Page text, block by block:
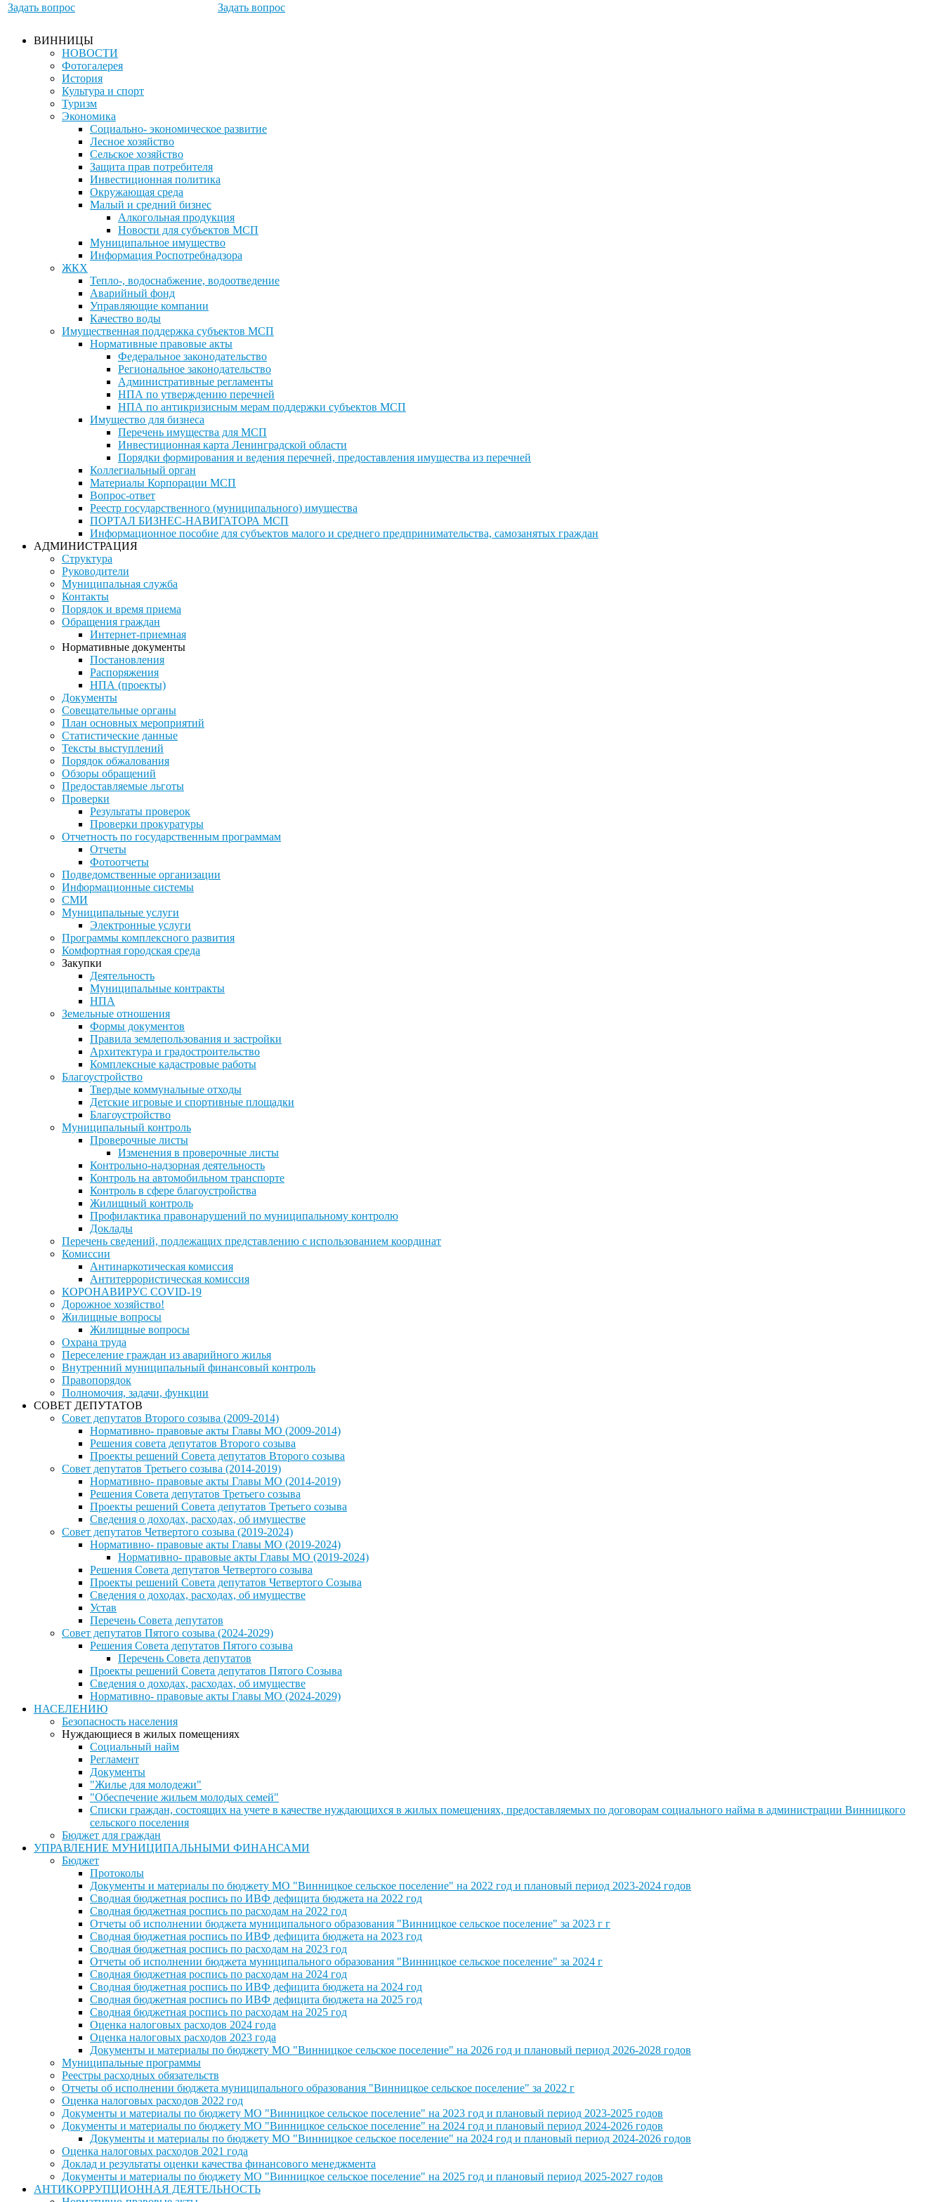
Задать вопрос Задать вопрос
ВИННИЦЫ
НОВОСТИ
Фотогалерея
История
Культура и спорт
Туризм
Экономика
Социально- экономическое развитие
Лесное хозяйство
Сельское хозяйство
Защита прав потребителя
Инвестиционная политика
Окружающая среда
Малый и средний бизнес
Алкогольная продукция
Новости для субъектов МСП
Муниципальное имущество
Информация Роспотребнадзора
ЖКХ
Тепло-, водоснабжение, водоотведение
Аварийный фонд
Управляющие компании
Качество воды
Имущественная поддержка субъектов МСП
Нормативные правовые акты
Федеральное законодательство
Региональное законодательство
Административные регламенты
НПА по утверждению перечней
НПА по антикризисным мерам поддержки субъектов МСП
Имущество для бизнеса
Перечень имущества для МСП
Инвестиционная карта Ленинградской области
Порядки формирования и ведения перечней, предоставления имущества из перечней
Коллегиальный орган
Материалы Корпорации МСП
Вопрос-ответ
Реестр государственного (муниципального) имущества
ПОРТАЛ БИЗНЕС-НАВИГАТОРА МСП
Информационное пособие для субъектов малого и среднего предпринимательства, самозанятых граждан
АДМИНИСТРАЦИЯ
Структура
Руководители
Муниципальная служба
Контакты
Порядок и время приема
Обращения граждан
Интернет-приемная
Нормативные документы
Постановления
Распоряжения
НПА (проекты)
Документы
Совещательные органы
План основных мероприятий
Статистические данные
Тексты выступлений
Порядок обжалования
Обзоры обращений
Предоставляемые льготы
Проверки
Результаты проверок
Проверки прокуратуры
Отчетность по государственным программам
Отчеты
Фотоотчеты
Подведомственные организации
Информационные системы
СМИ
Муниципальные услуги
Электронные услуги
Программы комплексного развития
Комфортная городская среда
Закупки
Деятельность
Муниципальные контракты
НПА
Земельные отношения
Формы документов
Правила землепользования и застройки
Архитектура и градостроительство
Комплексные кадастровые работы
Благоустройство
Твердые коммунальные отходы
Детские игровые и спортивные площадки
Благоустройство
Муниципальный контроль
Проверочные листы
Изменения в проверочные листы
Контрольно-надзорная деятельность
Контроль на автомобильном транспорте
Контроль в сфере благоустройства
Жилищный контроль
Профилактика правонарушений по муниципальному контролю
Доклады
Перечень сведений, подлежащих представлению с использованием координат
Комиссии
Антинаркотическая комиссия
Антитеррористическая комиссия
КОРОНАВИРУС COVID-19
Дорожное хозяйство!
Жилищные вопросы
Жилищные вопросы
Охрана труда
Переселение граждан из аварийного жилья
Внутренний муниципальный финансовый контроль
Правопорядок
Полномочия, задачи, функции
СОВЕТ ДЕПУТАТОВ
Совет депутатов Второго созыва (2009-2014)
Нормативно- правовые акты Главы МО (2009-2014)
Решения совета депутатов Второго созыва
Проекты решений Совета депутатов Второго созыва
Совет депутатов Третьего созыва (2014-2019)
Нормативно- правовые акты Главы МО (2014-2019)
Решения Совета депутатов Третьего созыва
Проекты решений Совета депутатов Третьего созыва
Сведения о доходах, расходах, об имуществе
Совет депутатов Четвертого созыва (2019-2024)
Нормативно- правовые акты Главы МО (2019-2024)
Нормативно- правовые акты Главы МО (2019-2024)
Решения Совета депутатов Четвертого созыва
Проекты решений Совета депутатов Четвертого Созыва
Сведения о доходах, расходах, об имуществе
Устав
Перечень Совета депутатов
Совет депутатов Пятого созыва (2024-2029)
Решения Совета депутатов Пятого созыва
Перечень Совета депутатов
Проекты решений Совета депутатов Пятого Созыва
Сведения о доходах, расходах, об имуществе
Нормативно- правовые акты Главы МО (2024-2029)
НАСЕЛЕНИЮ
Безопасность населения
Нуждающиеся в жилых помещениях
Социальный найм
Регламент
Документы
"Жилье для молодежи"
"Обеспечение жильем молодых семей"
Списки граждан, состоящих на учете в качестве нуждающихся в жилых помещениях, предоставляемых по договорам социального найма в администрации Винницкого
сельского поселения
Бюджет для граждан
УПРАВЛЕНИЕ МУНИЦИПАЛЬНЫМИ ФИНАНСАМИ
Бюджет
Протоколы
Документы и материалы по бюджету МО "Винницкое сельское поселение" на 2022 год и плановый период 2023-2024 годов
Сводная бюджетная роспись по ИВФ дефицита бюджета на 2022 год
Сводная бюджетная роспись по расходам на 2022 год
Отчеты об исполнении бюджета муниципального образования "Винницкое сельское поселение" за 2023 г г
Сводная бюджетная роспись по ИВФ дефицита бюджета на 2023 год
Сводная бюджетная роспись по расходам на 2023 год
Отчеты об исполнении бюджета муниципального образования "Винницкое сельское поселение" за 2024 г
Сводная бюджетная роспись по расходам на 2024 год
Сводная бюджетная роспись по ИВФ дефицита бюджета на 2024 год
Сводная бюджетная роспись по ИВФ дефицита бюджета на 2025 год
Сводная бюджетная роспись по расходам на 2025 год
Оценка налоговых расходов 2024 года
Оценка налоговых расходов 2023 года
Документы и материалы по бюджету МО "Винницкое сельское поселение" на 2026 год и плановый период 2026-2028 годов
Муниципальные программы
Реестры расходных обязательств
Отчеты об исполнении бюджета муниципального образования "Винницкое сельское поселение" за 2022 г
Оценка налоговых расходов 2022 год
Документы и материалы по бюджету МО "Винницкое сельское поселение" на 2023 год и плановый период 2023-2025 годов
Документы и материалы по бюджету МО "Винницкое сельское поселение" на 2024 год и плановый период 2024-2026 годов
Документы и материалы по бюджету МО "Винницкое сельское поселение" на 2024 год и плановый период 2024-2026 годов
Оценка налоговых расходов 2021 года
Доклад и результаты оценки качества финансового менеджмента
Документы и материалы по бюджету МО "Винницкое сельское поселение" на 2025 год и плановый период 2025-2027 годов
АНТИКОРРУПЦИОННАЯ ДЕЯТЕЛЬНОСТЬ